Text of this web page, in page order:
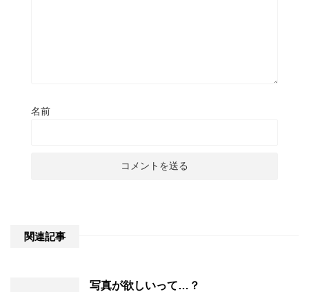
名前
関連記事
写真が欲しいって…？